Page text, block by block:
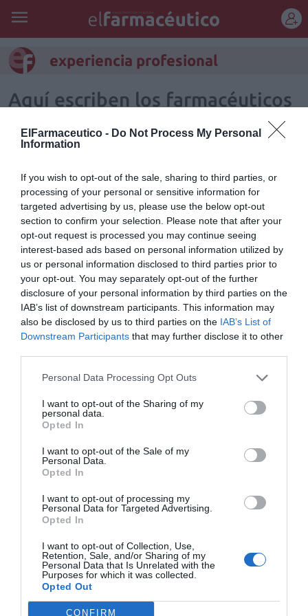
ElFarmaceutico - Do Not Process My Personal
Information
If you wish to opt-out of the sale, sharing to third parties, or
processing of your personal or sensitive information for
targeted advertising by us, please use the below opt-out
section to confirm your selection. Please note that after your
opt-out request is processed you may continue seeing
interest-based ads based on personal information utilized by
us or personal information disclosed to third parties prior to
your opt-out. You may separately opt-out of the further
disclosure of your personal information by third parties on the
IAB’s list of downstream participants. This information may
also be disclosed by us to third parties on the IAB’s List of
Downstream Participants that may further disclose it to other
Personal Data Processing Opt Outs
I want to opt-out of the Sharing of my
personal data.
Opted In
I want to opt-out of the Sale of my
Personal Data.
Opted In
I want to opt-out of processing my
Personal Data for Targeted Advertising.
Opted In
I want to opt-out of Collection, Use,
Retention, Sale, and/or Sharing of my
Personal Data that Is Unrelated with the
Purposes for which it was collected.
Opted Out
CONFIRM
experiencia profesional
Aquí escriben los farmacéuticos
Infarma y El Farmacéutico: un espacio de encuentro, experiencia y
colaboración para la farmacia comunitaria
Experiencia profesional y compra de farmacia/Cierre de
farmacia: responsabilidades
Gestión 360 Félix Ángel Fernández Lucas
31/10/2014
«Consulta de gestión patrimonial» es una sección dedicada a
contestar preguntas que el farmacéutico se plantea diariamente
sobre la gestión de su patrimonio.
La experiencia profesional en clínica odontológica
puntúa en los concursos de farmacias
Gestión 360 Ana Sarmiento Cobo
13/09/2012
Una sentencia reciente del Tribunal Supremo se ha pronunciado
en farmacia en una clínica odontológica puede ser tenido en cuenta y,
oficinas de farmacia como ejercicio en otra modalidad profesional
Récord de comunicaciones para el 24 Congreso Nacional